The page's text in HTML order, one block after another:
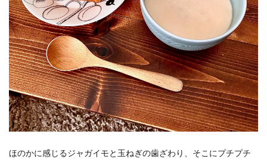
ほのかに感じるジャガイモと玉ねぎの歯ざわり、そこにプチプチ